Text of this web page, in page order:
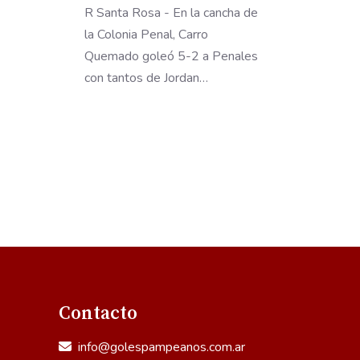
R Santa Rosa - En la cancha de
la Colonia Penal, Carro
Quemado goleó 5-2 a Penales
con tantos de Jordan…
Contacto
info@golespampeanos.com.ar